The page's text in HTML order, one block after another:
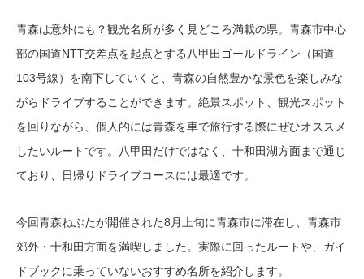
青森は意外にも？観光名所が多く見どころ満載の県。青森市中心
部の国道NTT交差点を起点とする八甲田ゴールドライン（国道
103号線）を南下していくと、青森の自然豊かな景色を楽しみな
がらドライブすることができます。絶景スポット、観光スポット
を回りながら、個人的には青森を車で旅行する際にぜひオススメ
したいルートです。八甲田だけではなく、十和田湖方面まで通じ
ており、日帰りドライブコースには最適です。
今回青森ねぶたが開催された8月上旬に青森市に滞在し、青森市
郊外・十和田方面を満喫しました。実際に回ったルートや、ガイ
ドブックに乗っていないおすすめ名所を紹介します。